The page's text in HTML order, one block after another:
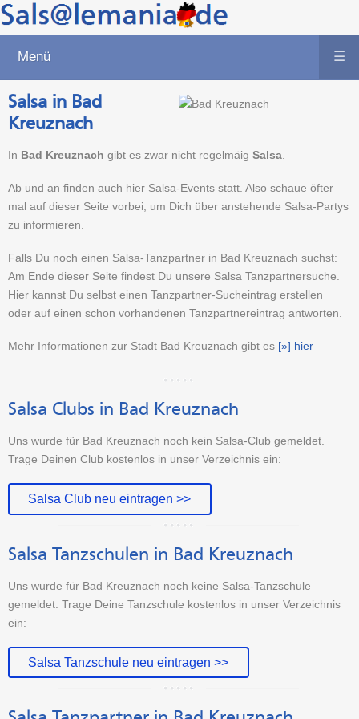
Menü ☰
Salsa in Bad
Kreuznach
In Bad Kreuznach gibt es zwar nicht regelmäig Salsa
Ab und an finden auch hier Salsa-Events statt. Also schaue öfter
mal auf dieser Seite vorbei, um Dich über anstehende Salsa-Partys
zu informieren.
Falls Du noch einen Salsa-Tanzpartner in Bad Kreuznach suchst:
Am Ende dieser Seite findest Du unsere Salsa Tanzpartnersuche.
Hier kannst Du selbst einen Tanzpartner-Sucheintrag erstellen
oder auf einen schon vorhandenen Tanzpartnereintrag antworten.
Mehr Informationen zur Stadt Bad Kreuznach gibt es [»] hier
Salsa Clubs in Bad Kreuznach
Uns wurde für Bad Kreuznach noch kein Salsa-Club gemeldet.
Trage Deinen Club kostenlos in unser Verzeichnis ein:
Salsa Club neu eintragen >>
Salsa Tanzschulen in Bad Kreuznach
Uns wurde für Bad Kreuznach noch keine Salsa-Tanzschule
gemeldet. Trage Deine Tanzschule kostenlos in unser Verzeichnis
ein:
Salsa Tanzschule neu eintragen >>